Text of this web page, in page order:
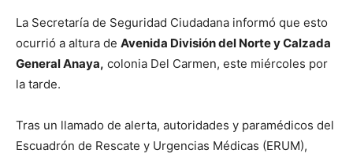
La Secretaría de Seguridad Ciudadana informó que esto
ocurrió a altura de Avenida División del Norte y Calzada
General Anaya, colonia Del Carmen, este miércoles por
la tarde.
Tras un llamado de alerta, autoridades y paramédicos del
Escuadrón de Rescate y Urgencias Médicas (ERUM),